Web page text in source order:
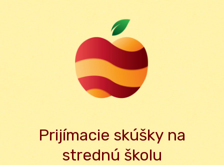
Prijímacie skúšky na
strednú školu